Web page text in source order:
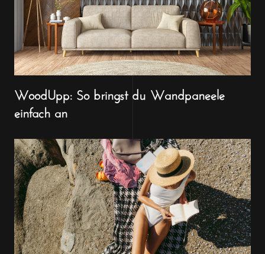
WoodUpp: So bringst du Wandpaneele
einfach an